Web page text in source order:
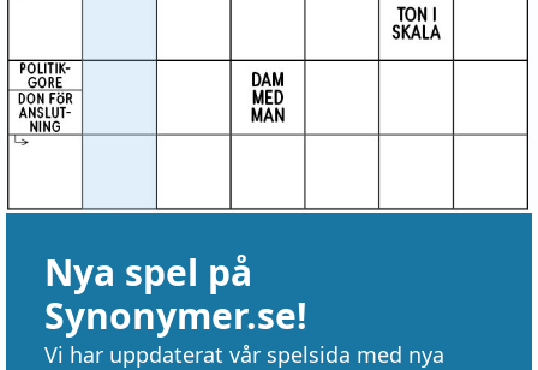
Nya spel på
Synonymer.se!
Vi har uppdaterat vår spelsida med nya